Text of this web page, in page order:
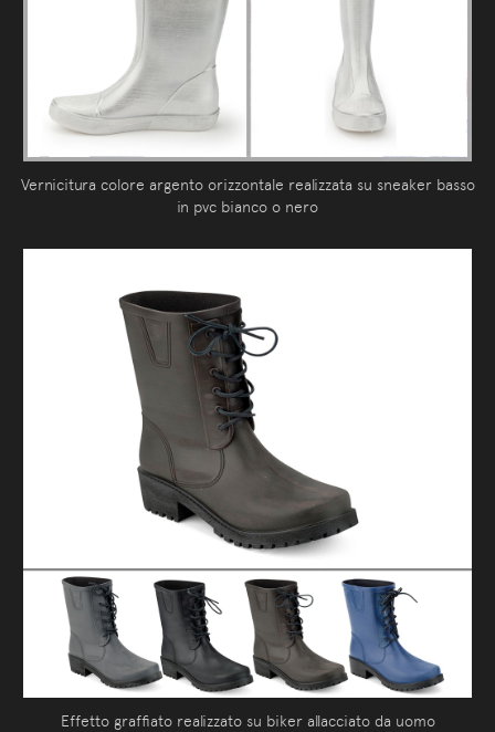
Vernicitura colore argento orizzontale realizzata su sneaker basso
in pvc bianco o nero
Effetto graffiato realizzato su biker allacciato da uomo